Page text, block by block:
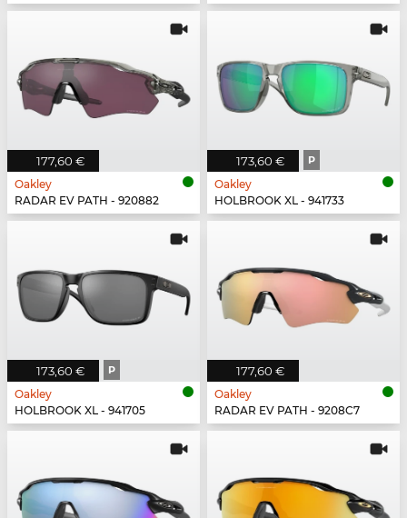
177,60 €
Oakley
RADAR EV PATH - 920882
173,60 € P
Oakley
HOLBROOK XL - 941733
173,60 € P
Oakley
HOLBROOK XL - 941705
177,60 €
Oakley
RADAR EV PATH - 9208C7